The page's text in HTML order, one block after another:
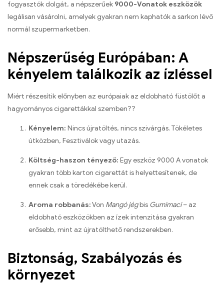
fogyasztók dolgát, a népszerűek 9000-Vonatok eszközök
legálisan vásárolni, amelyek gyakran nem kaphatók a sarkon lévő
normál szupermarketben.
Népszerűség Európában: A
kényelem találkozik az ízléssel
Miért részesítik előnyben az európaiak az eldobható füstölőt a
hagyományos cigarettákkal szemben??
Kényelem: Nincs újratöltés, nincs szivárgás. Tökéletes
útközben, Fesztiválok vagy utazás.
Költség-haszon tényező: Egy eszköz 9000 A vonatok
gyakran több karton cigarettát is helyettesítenek, de
ennek csak a töredékébe kerül.
Aroma robbanás:Von Mangó jégbis Gumimaci– az
eldobható eszközökben az ízek intenzitása gyakran
erősebb, mint az újratölthető rendszerekben.
Biztonság, Szabályozás és
környezet